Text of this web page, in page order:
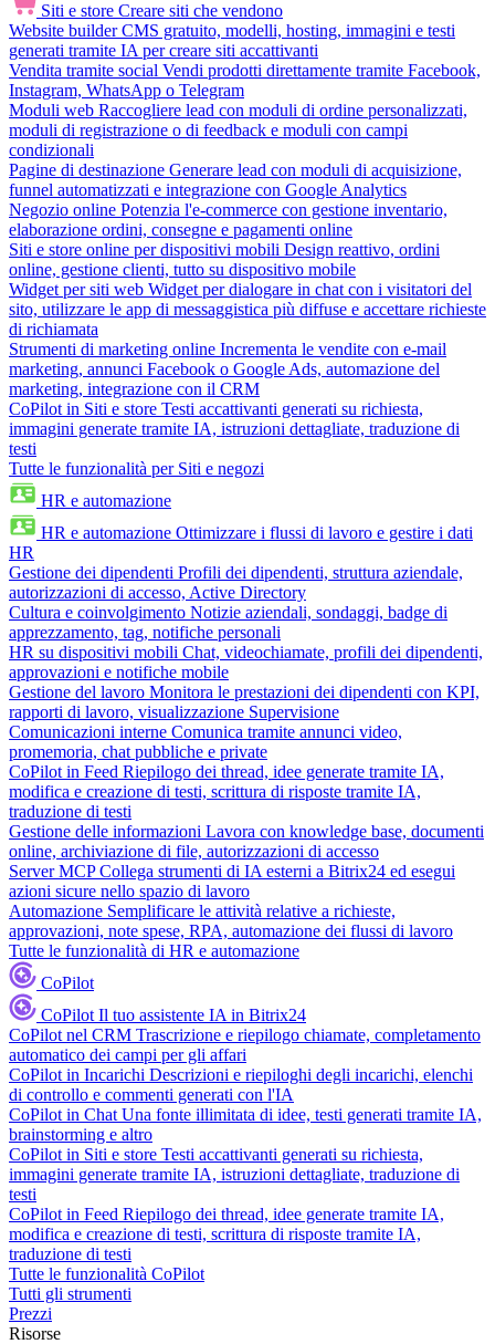
Siti e store Creare siti che vendono
Website builder CMS gratuito, modelli, hosting, immagini e testi
generati tramite IA per creare siti accattivanti
Vendita tramite social Vendi prodotti direttamente tramite Facebook,
Instagram, WhatsApp o Telegram
Moduli web Raccogliere lead con moduli di ordine personalizzati,
moduli di registrazione o di feedback e moduli con campi
condizionali
Pagine di destinazione Generare lead con moduli di acquisizione,
funnel automatizzati e integrazione con Google Analytics
Negozio online Potenzia l'e-commerce con gestione inventario,
elaborazione ordini, consegne e pagamenti online
Siti e store online per dispositivi mobili Design reattivo, ordini
online, gestione clienti, tutto su dispositivo mobile
Widget per siti web Widget per dialogare in chat con i visitatori del
sito, utilizzare le app di messaggistica più diffuse e accettare richieste
di richiamata
Strumenti di marketing online Incrementa le vendite con e-mail
marketing, annunci Facebook o Google Ads, automazione del
marketing, integrazione con il CRM
CoPilot in Siti e store Testi accattivanti generati su richiesta,
immagini generate tramite IA, istruzioni dettagliate, traduzione di
testi
Tutte le funzionalità per Siti e negozi
HR e automazione
HR e automazione Ottimizzare i flussi di lavoro e gestire i dati
HR
Gestione dei dipendenti Profili dei dipendenti, struttura aziendale,
autorizzazioni di accesso, Active Directory
Cultura e coinvolgimento Notizie aziendali, sondaggi, badge di
apprezzamento, tag, notifiche personali
HR su dispositivi mobili Chat, videochiamate, profili dei dipendenti,
approvazioni e notifiche mobile
Gestione del lavoro Monitora le prestazioni dei dipendenti con KPI,
rapporti di lavoro, visualizzazione Supervisione
Comunicazioni interne Comunica tramite annunci video,
promemoria, chat pubbliche e private
CoPilot in Feed Riepilogo dei thread, idee generate tramite IA,
modifica e creazione di testi, scrittura di risposte tramite IA,
traduzione di testi
Gestione delle informazioni Lavora con knowledge base, documenti
online, archiviazione di file, autorizzazioni di accesso
Server MCP Collega strumenti di IA esterni a Bitrix24 ed esegui
azioni sicure nello spazio di lavoro
Automazione Semplificare le attività relative a richieste,
approvazioni, note spese, RPA, automazione dei flussi di lavoro
Tutte le funzionalità di HR e automazione
CoPilot
CoPilot Il tuo assistente IA in Bitrix24
CoPilot nel CRM Trascrizione e riepilogo chiamate, completamento
automatico dei campi per gli affari
CoPilot in Incarichi Descrizioni e riepiloghi degli incarichi, elenchi
di controllo e commenti generati con l'IA
CoPilot in Chat Una fonte illimitata di idee, testi generati tramite IA,
brainstorming e altro
CoPilot in Siti e store Testi accattivanti generati su richiesta,
immagini generate tramite IA, istruzioni dettagliate, traduzione di
testi
CoPilot in Feed Riepilogo dei thread, idee generate tramite IA,
modifica e creazione di testi, scrittura di risposte tramite IA,
traduzione di testi
Tutte le funzionalità CoPilot
Tutti gli strumenti
Prezzi
Risorse